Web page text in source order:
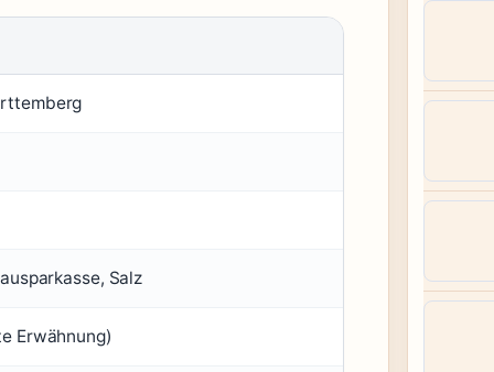
Salz
Erwähnung)